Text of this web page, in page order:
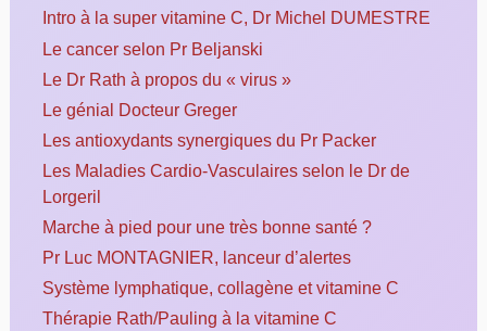
Intro à la super vitamine C, Dr Michel DUMESTRE
Le cancer selon Pr Beljanski
Le Dr Rath à propos du « virus »
Le génial Docteur Greger
Les antioxydants synergiques du Pr Packer
Les Maladies Cardio-Vasculaires selon le Dr de
Lorgeril
Marche à pied pour une très bonne santé ?
Pr Luc MONTAGNIER, lanceur d’alertes
Système lymphatique, collagène et vitamine C
Thérapie Rath/Pauling à la vitamine C